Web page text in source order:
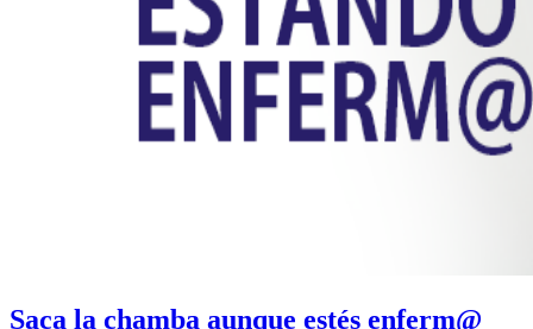
Saca la chamba aunque estés enferm@